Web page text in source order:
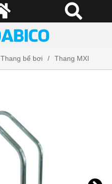
Thang bể bơi Thang MXI